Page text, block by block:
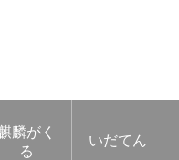
麟がく
る
いだてん